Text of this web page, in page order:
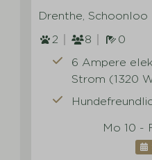
Drenthe, Schoonloo
2
8
0
6 Ampere
Strom (1320
Mo 10 -